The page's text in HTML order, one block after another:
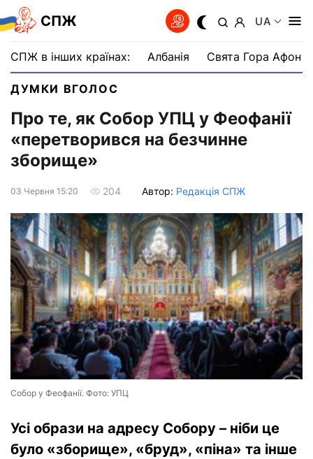
СПЖ UA
СПЖ в інших країнах: Албанія Свята Гора Афон
ДУМКИ ВГОЛОС
Про те, як Собор УПЦ у Феофанії
«перетворився на безчинне
зборище»
03 Червня 15:20 204 Автор: Редакція СПЖ
Собор у Феофанії. Фото: УПЦ
Усі образи на адресу Собору – ніби це
було «зборище», «бруд», «піна» та інше